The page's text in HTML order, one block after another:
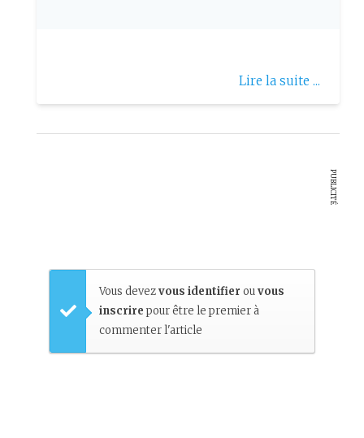
Lire la suite ...
PUBLICITÉ
Vous devezvous identifier ouvous
inscrire pour être le premier à
commenter l'article